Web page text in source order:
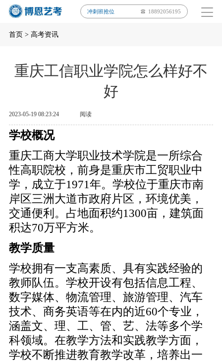
冲刺班抢位 18892056195
首页> 高考资讯
重庆工信职业学院怎么样好不
好
2023-05-19 08:23:24 阅读
学校概况
重庆工商大学职业技术学院是一所综合
性高职院校，前身是重庆市工贸职业中
学，成立于1971年。学校位于重庆市南
岸区三洲大道市政府片区，环境优美，
交通便利。占地面积约1300亩，建筑面
积达70万平方米。
教学质量
学校拥有一支高素质、具有实践经验的
教师队伍。学校开设有包括信息工程、
数字媒体、物流管理、旅游管理、汽车
技术、商务英语等在内的近60个专业，
涵盖文、理、工、管、艺、法等多个学
科领域。在教学方法和实践教学方面，
学校不断推进教育教学改革，培养出一